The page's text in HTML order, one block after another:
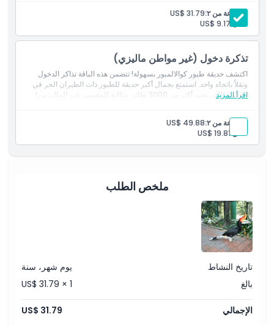
سياسة الأطفال والبالغين
الاستثناءات
ساعات العمل
ما يجب معرفته
كيفية الاسترداد
سياسة الإلغاء
مجموعة من ٢: US$ 31.79
طفل: US$ 9.17
تذكرة دخول (غير مواطن ماليزي)
اكتشف حديقة طيور كوالالمبور بسهولة! تتضمن هذه الباقة تذاكر الدخول
ونقلاً باتجاه واحد. استمتع بجمال أكبر حديقة للطيور ذات الطيران الحر في
العالم، والتي تضم أكثر من 3000 طائر. مثالية للمقيمين غير الماليزيين!
اقرأ المزيد
مجموعة من ٢: US$ 49.88
طفل:US$ 19.81
ملخص الطلب
تاريخ النشاط
يوم شهر، سنة
بالغ
US$ 31.79 × 1
الإجمالي US$ 31.79